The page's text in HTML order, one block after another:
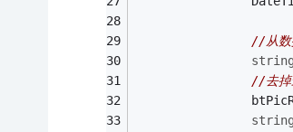
//从数
string
//去掉
string